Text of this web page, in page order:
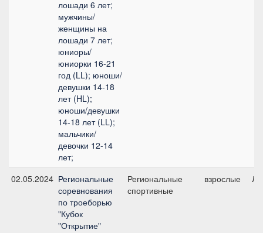
лошади 6 лет;
мужчины/
женщины на
лошади 7 лет;
юниоры/
юниорки 16-21
год (LL); юноши/
девушки 14-18
лет (HL);
юноши/девушки
14-18 лет (LL);
мальчики/
девочки 12-14
лет;
02.05.2024 Региональные
соревнования
по троеборью
"Кубок
"Открытие"
Региональные
спортивные
взрослые